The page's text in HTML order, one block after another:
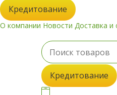
Кредитование
О компании Новости Доставка и
Кредитование